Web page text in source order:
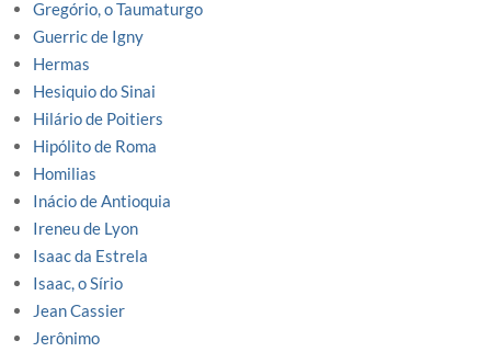
Gregório, o Taumaturgo
Guerric de Igny
Hermas
Hesiquio do Sinai
Hilário de Poitiers
Hipólito de Roma
Homilias
Inácio de Antioquia
Ireneu de Lyon
Isaac da Estrela
Isaac, o Sírio
Jean Cassier
Jerônimo